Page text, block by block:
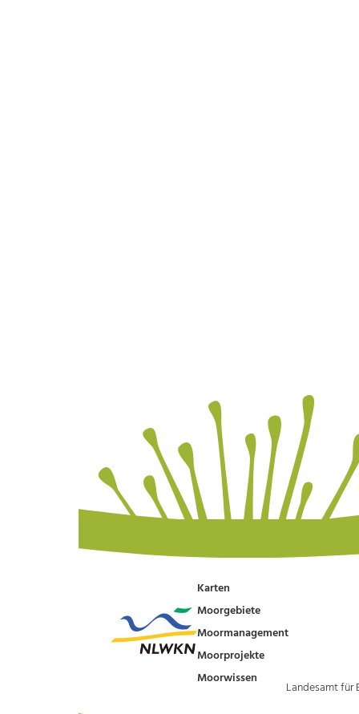
Karten
Moorgebiete
Moormanagement
Moorprojekte
Moorwissen
Landesamt für